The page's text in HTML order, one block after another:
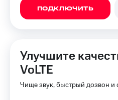
С картой
МТС
Накопления
Откладывайте
с карты
МТС Деньги
Скидки
до 40%
на смартфоны
ПОДКЛЮЧИТЬ
Улучшите
VoLTE
Чище звук, быстрый дозвон и